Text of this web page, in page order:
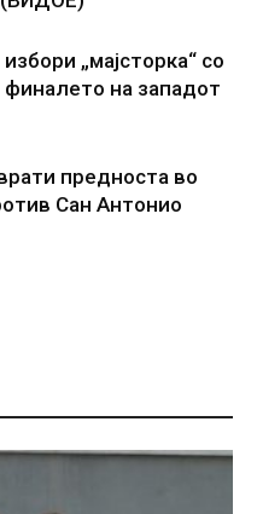
„мајсторка“ со
на западот
предноста во
Сан Антонио